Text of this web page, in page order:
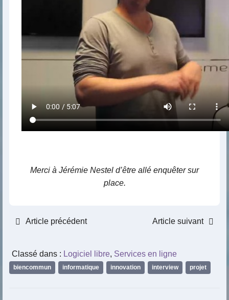
Merci à Jérémie Nestel d’être allé enquêter sur
place.
Article précédent Article suivant
Classé dans : Logiciel libre, Services en ligne
biencommun informatique innovation interview projet